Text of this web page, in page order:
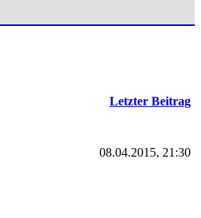
Letzter Beitrag
08.04.2015, 21:30